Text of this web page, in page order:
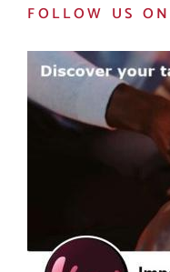
FOLLOW US